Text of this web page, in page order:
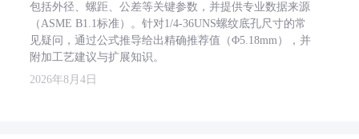
包括外径、螺距、公差等关键参数，并提供专业数据来源
（ASME B1.1标准）。针对1/4-36UNS螺纹底孔尺寸的常
见疑问，通过公式推导给出精确推荐值（Φ5.18mm），并
附加工艺建议与扩展知识。
2026年8月4日